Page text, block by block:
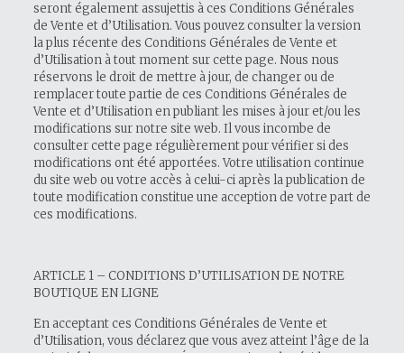
seront également assujettis à ces Conditions Générales
de Vente et d’Utilisation. Vous pouvez consulter la version
la plus récente des Conditions Générales de Vente et
d’Utilisation à tout moment sur cette page. Nous nous
réservons le droit de mettre à jour, de changer ou de
remplacer toute partie de ces Conditions Générales de
Vente et d’Utilisation en publiant les mises à jour et/ou les
modifications sur notre site web. Il vous incombe de
consulter cette page régulièrement pour vérifier si des
modifications ont été apportées. Votre utilisation continue
du site web ou votre accès à celui-ci après la publication de
toute modification constitue une acception de votre part de
ces modifications.
ARTICLE 1 – CONDITIONS D’UTILISATION DE NOTRE
BOUTIQUE EN LIGNE
En acceptant ces Conditions Générales de Vente et
d’Utilisation, vous déclarez que vous avez atteint l’âge de la